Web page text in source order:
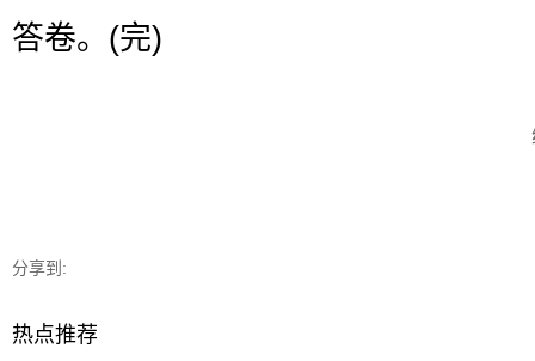
答卷。(完)
分享到:
热点推荐